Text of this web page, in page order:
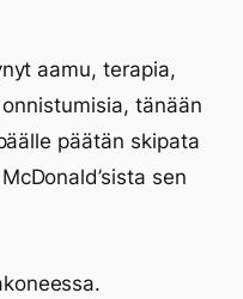
aamu, terapia,
tänään
päätän skipata
sen